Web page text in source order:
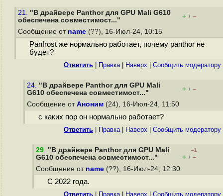
21. "В драйвере Panthor для GPU Mali G610
обеспечена совместимост..."
+ / –
Сообщение от name (??), 16-Июл-24, 10:15
Panfrost же нормально работает, почему panthor не
будет?
Ответить Правка| Наверх Cообщить модератору
24. "В драйвере Panthor для GPU Mali
G610 обеспечена совместимост..."
+ / –
Сообщение от Аноним (24), 16-Июл-24, 11:50
с каких пор он нормально работает?
Ответить Правка| Наверх Cообщить модератору
29. "В драйвере Panthor для GPU Mali
G610 обеспечена совместимост..."
–1
+ / –
Сообщение от name (??), 16-Июл-24, 12:30
С 2022 года.
Ответить Правка| Наверх Cообщить модератору